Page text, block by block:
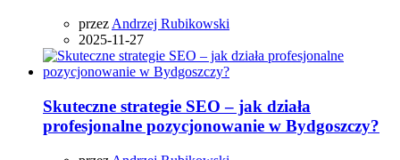
przez Andrzej Rubikowski
2025-11-27
Skuteczne strategie SEO – jak działa
profesjonalne pozycjonowanie w Bydgoszczy?